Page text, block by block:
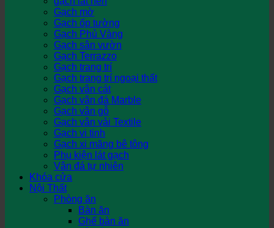
Gạch mờ
Gạch ốp tường
Gạch Phủ Vàng
Gạch sân vườn
Gạch Terrazzo
Gạch trang trí
Gạch trang trí ngoại thất
Gạch vân cát
Gạch vân đá Marble
Gạch vân gỗ
Gạch vân vải Textile
Gạch vi tinh
Gạch xi măng bê tông
Phụ kiện lát gạch
Vân đá tự nhiên
Khóa cửa
Nội Thất
Phòng ăn
Bàn ăn
Ghế bàn ăn